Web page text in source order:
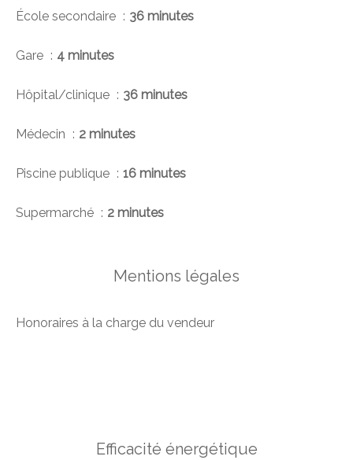
École secondaire 36 minutes
Gare 4 minutes
Hôpital/clinique 36 minutes
Médecin 2 minutes
Piscine publique 16 minutes
Supermarché 2 minutes
Mentions légales
Honoraires à la charge du vendeur
Efficacité énergétique